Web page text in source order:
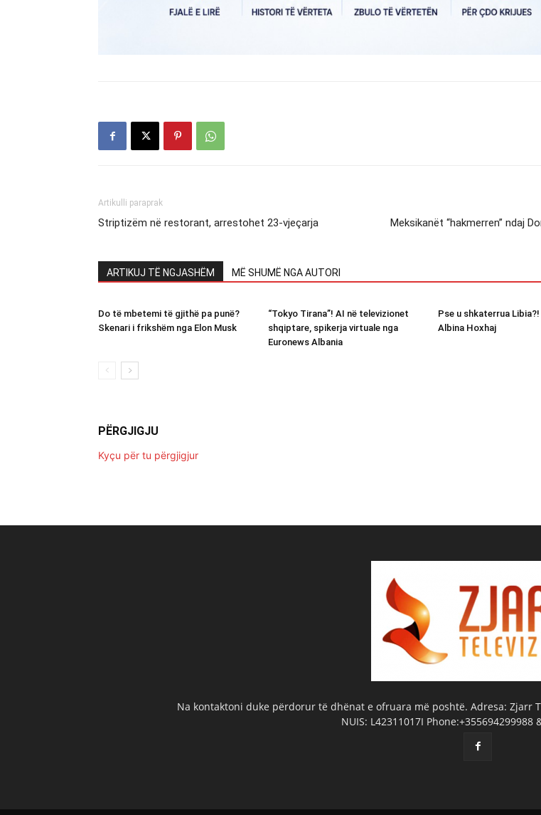
Artikulli paraprak
Striptizëm në restorant, arrestohet 23-vjeçarja Meksikanët “hakmerren” ndaj
ARTIKUJ TË NGJASHËM MË SHUMË NGA AUTORI
Do të mbetemi të gjithë pa punë?
Skenari i frikshëm nga Elon Musk
“Tokyo Tirana”! AI në televizionet
shqiptare, spikerja virtuale nga
Euronews Albania
Pse u shkaterrua
Albina Hoxhaj
PËRGJIGJU
Kyçu për tu përgjigjur
Na kontaktoni duke përdorur të dhënat e ofruara më poshtë. Adresa: Zjarr
NUIS: L42311017I Phone:+355694299988